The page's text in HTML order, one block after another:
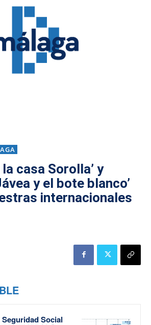
la casa Sorolla’ y
y el bote blanco’
internacionales
Social